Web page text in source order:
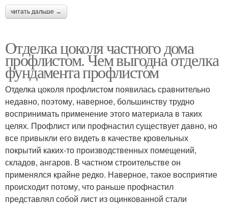
читать дальше →
Отделка цоколя частного дома
профлистом. Чем выгодна отделка
фундамента профлистом
Отделка цоколя профлистом появилась сравнительно
недавно, поэтому, наверное, большинству трудно
воспринимать применение этого материала в таких
целях. Профлист или профнастил существует давно, но
все привыкли его видеть в качестве кровельных
покрытий каких-то производственных помещений,
складов, ангаров. В частном строительстве он
применялся крайне редко. Наверное, такое восприятие
происходит потому, что раньше профнастил
представлял собой лист из оцинкованной стали